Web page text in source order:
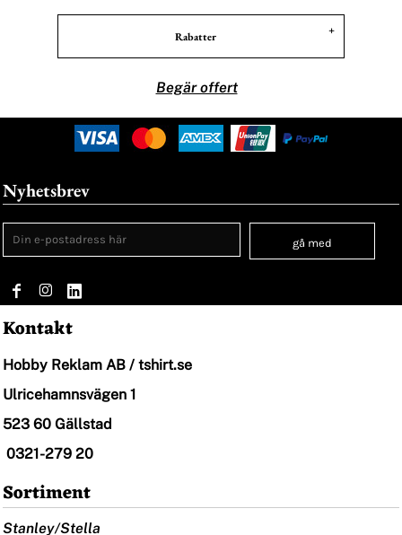
Rabatter
Begär offert
Nyhetsbrev
gå med
Kontakt
Hobby Reklam AB / tshirt.se
Ulricehamnsvägen 1
523 60 Gällstad
0321-279 20
Sortiment
Stanley/Stella